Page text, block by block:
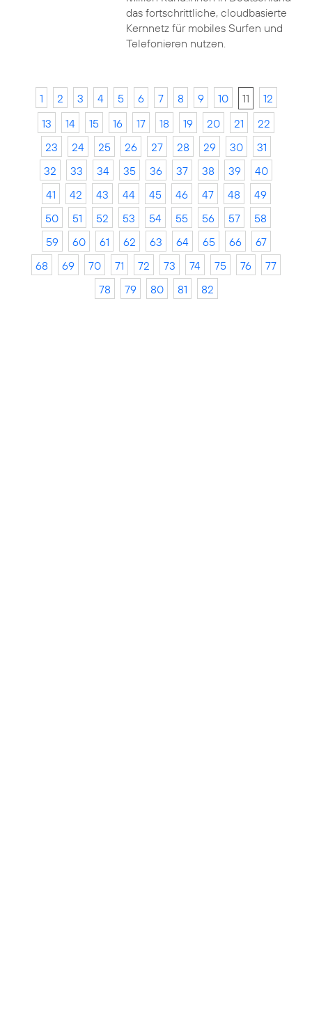
das fortschrittliche, cloudbasierte
Kernnetz für mobiles Surfen und
Telefonieren nutzen.
1 2 3 4 5 6 7 8 9 10 11
12
13
14 15 16 17 18 19 20 21
22
23
24 25 26 27 28 29 30
31
32
33 34 35 36 37 38 39
40
41
42 43 44 45 46 47 48
49
50
51 52 53 54 55 56 57
58
59
60 61 62 63 64 65 66
67
68
69 70 71 72 73 74 75 76
77
78
79 80 81 82